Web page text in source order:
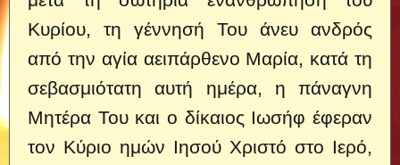
Κυρίου, τη γέννησή Του άνευ ανδρός
από την αγία αειπάρθενο Μαρία, κατά τη
σεβασμιότατη αυτή ημέρα, η πάναγνη
Μητέρα Του και ο δίκαιος Ιωσήφ έφεραν
τον Κύριο ημών Ιησού Χριστό στο Ιερό,